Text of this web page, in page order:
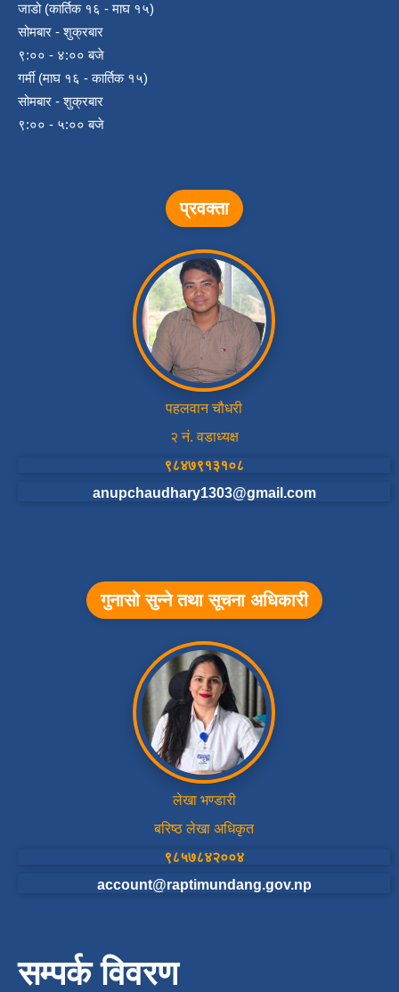
जाडो (कार्तिक १६ - माघ १५)
सोमबार - शुक्रबार
९:०० - ४:०० बजे
गर्मी (माघ १६ - कार्तिक १५)
सोमबार - शुक्रबार
९:०० - ५:०० बजे
प्रवक्ता
पहलवान चौधरी
२ नं. वडाध्यक्ष
९८४७९१३१०८
anupchaudhary1303@gmail.com
गुनासो सुन्ने तथा सूचना अधिकारी
लेखा भण्डारी
बरिष्ठ लेखा अधिकृत
९८५७८४२००४
account@raptimundang.gov.np
सम्पर्क विवरण